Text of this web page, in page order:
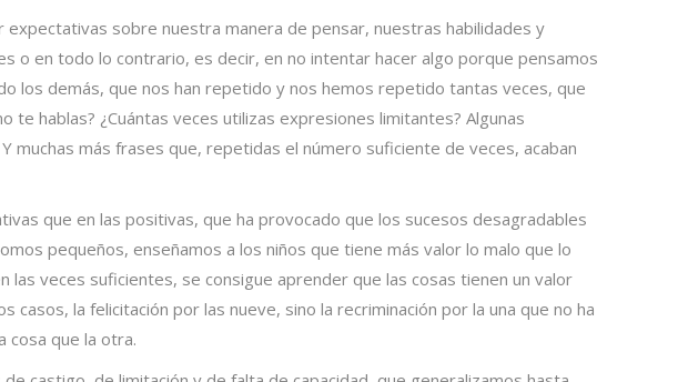
sobre nuestra manera de pensar, nuestras habilidades y
o en todo lo contrario, es decir, en no intentar hacer algo porque pensamos
los demás, que nos han repetido y nos hemos repetido tantas veces, que
hablas? ¿Cuántas veces utilizas expresiones limitantes? Algunas
más frases que, repetidas el número suficiente de veces, acaban
que en las positivas, que ha provocado que los sucesos desagradables
pequeños, enseñamos a los niños que tiene más valor lo malo que lo
veces suficientes, se consigue aprender que las cosas tienen un valor
casos, la felicitación por las nueve, sino la recriminación por la una que no ha
cosa que la otra.